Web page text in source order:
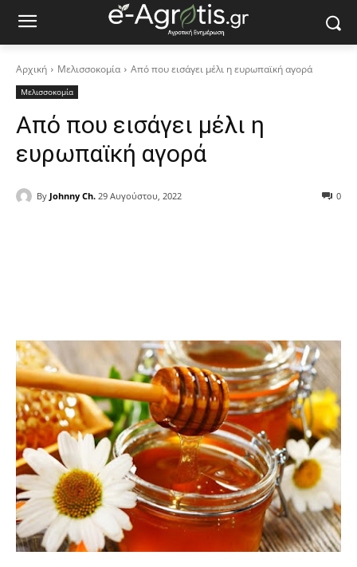
Αρχική Μελισσοκομία Από που εισάγει μέλι η ευρωπαϊκή αγορά
Μελισσοκομία
Από που εισάγει μέλι η
ευρωπαϊκή αγορά
By Johnny Ch. 29 Αυγούστου, 2022 0